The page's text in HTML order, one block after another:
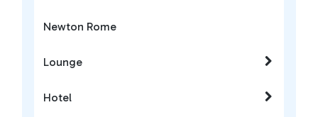
Newton Rome
Lounge
Hotel